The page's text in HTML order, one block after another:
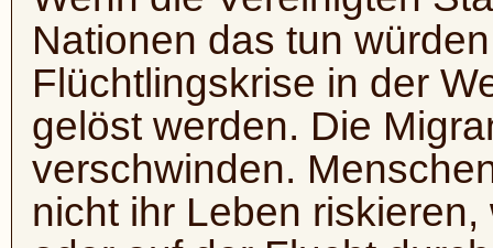
Nationen das tun
Flüchtlingskrise in der
gelöst werden. Die
verschwinden.
nicht ihr Leben